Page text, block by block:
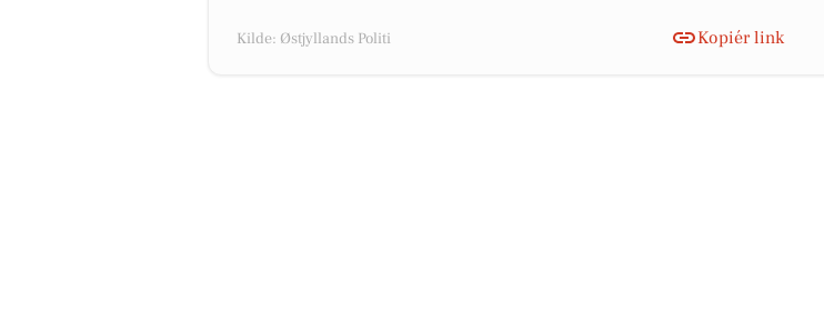
Kilde: Østjyllands Politi Kopiér link